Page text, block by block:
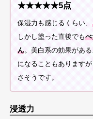
★★★★★5点
保湿力も感じるくらい、
しかし塗った直後でも
ん。美白系の効果があ
になることもあります
さそうです。
浸透力